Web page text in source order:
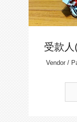
受款
Vendor /